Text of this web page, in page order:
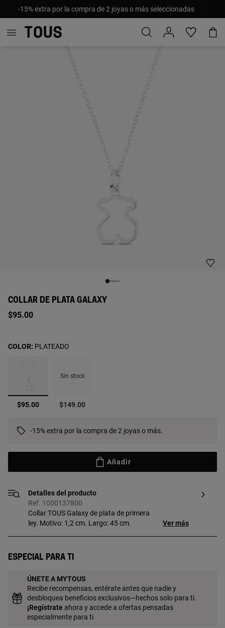
-15% extra por la compra de 2 joyas o más seleccionadas
COLLAR DE PLATA GALAXY
$95.00
seleccionado
$95.00
Sin stock
$149.00
COLOR: PLATEADO
-15% extra por la compra de 2 joyas o más.
Añadir
Detalles del producto
Ref. 1000137800
Collar TOUS Galaxy de plata de primera
ley. Motivo: 1,2 cm. Largo: 45 cm.
Ver más
Especial para ti
ÚNETE A MYTOUS
Recibe recompensas, entérate antes que nadie y
desbloquea beneficios exclusivos—hechos solo para ti.
¡Regístrate ahora y accede a ofertas pensadas
especialmente para ti